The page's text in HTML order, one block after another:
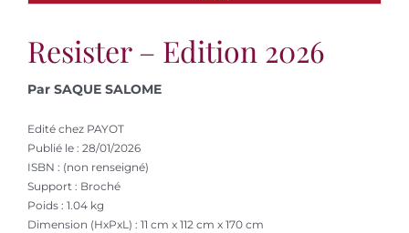
Resister – Edition 2026
Par SAQUE SALOME
Edité chez PAYOT
Publié le : 28/01/2026
ISBN : (non renseigné)
Support : Broché
Poids : 1.04 kg
Dimension (HxPxL) : 11 cm x 112 cm x 170 cm